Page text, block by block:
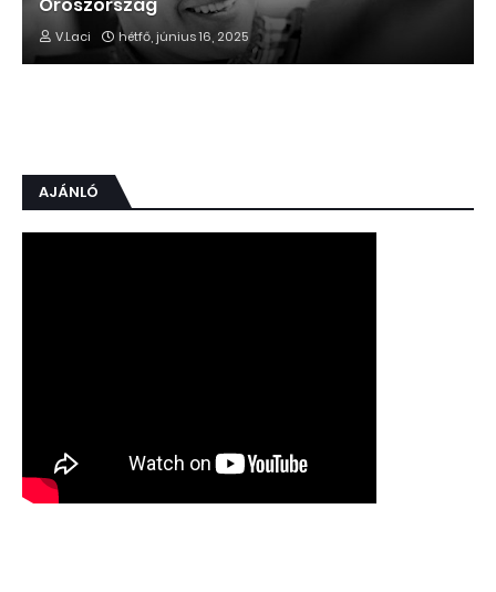
V.Laci hétfő, június 16, 2025
AJÁNLÓ